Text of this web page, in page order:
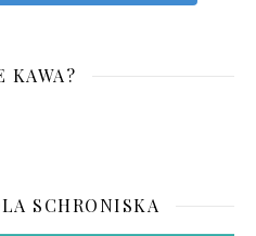
KAWA?
SCHRONISKA